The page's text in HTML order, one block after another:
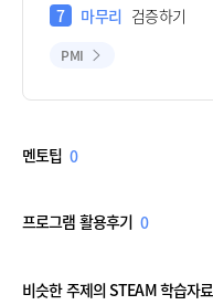
7 마무리 검증하기
PMI
멘토팁 0
프로그램 활용후기 0
비슷한 주제의 STEAM 학습자료